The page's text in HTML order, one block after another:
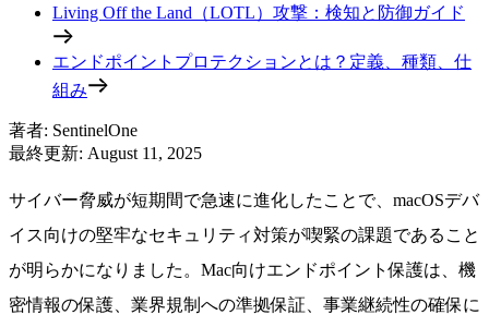
Living Off the Land（LOTL）攻撃：検知と防御ガイド
エンドポイントプロテクションとは？定義、種類、仕
組み
著者: SentinelOne
最終更新: August 11, 2025
サイバー脅威が短期間で急速に進化したことで、macOSデバ
イス向けの堅牢なセキュリティ対策が喫緊の課題であること
が明らかになりました。Mac向けエンドポイント保護は、機
密情報の保護、業界規制への準拠保証、事業継続性の確保に